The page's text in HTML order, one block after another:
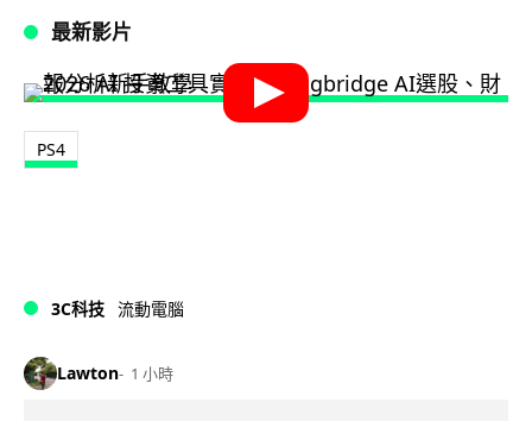
最新影片
PS4
3C科技 流動電腦
Lawton 1 小時